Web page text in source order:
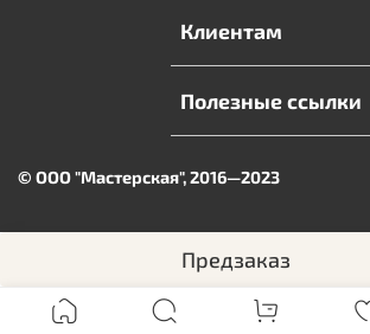
Предзаказ
Клиентам
Полезные ссылки
© ООО "Мастерская", 2016—2023